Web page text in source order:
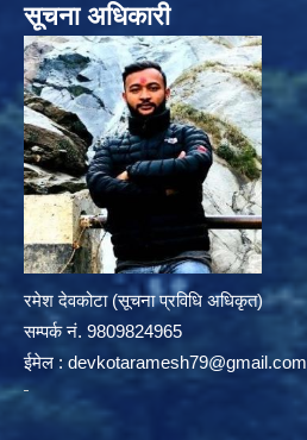
सूचना अधिकारी
रमेश देवकोटा (सूचना प्रविधि अधिकृत)
सम्पर्क न‌ं. 9809824965
ईमेल : devkotaramesh79@gmail.com